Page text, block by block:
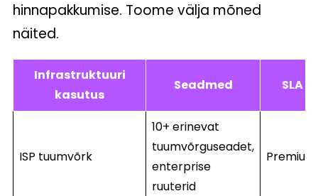
hinnapakkumise. Toome välja mõned
näited.
Infrastruktuuri
kasutus
Seadmed SLA
ISP tuumvõrk
10+ erinevat
tuumvõrguseadet,
enterprise
ruuterid
Premium